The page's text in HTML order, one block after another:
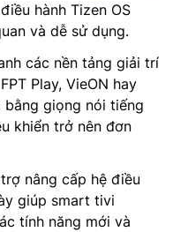
hành Tizen OS
và dễ sử dụng.
các nền tảng giải trí
Play, VieON hay
bằng giọng nói tiếng
khiển trở nên đơn
nâng cấp hệ điều
giúp smart tivi
tính năng mới và